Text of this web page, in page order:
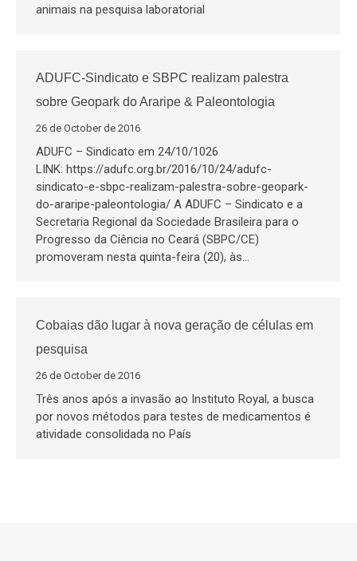
animais na pesquisa laboratorial
ADUFC-Sindicato e SBPC realizam palestra
sobre Geopark do Araripe & Paleontologia
26 de October de 2016
ADUFC – Sindicato em 24/10/1026
LINK: https://adufc.org.br/2016/10/24/adufc-
sindicato-e-sbpc-realizam-palestra-sobre-geopark-
do-araripe-paleontologia/ A ADUFC – Sindicato e a
Secretaria Regional da Sociedade Brasileira para o
Progresso da Ciência no Ceará (SBPC/CE)
promoveram nesta quinta-feira (20), às…
Cobaias dão lugar à nova geração de células em
pesquisa
26 de October de 2016
Três anos após a invasão ao Instituto Royal, a busca
por novos métodos para testes de medicamentos é
atividade consolidada no País